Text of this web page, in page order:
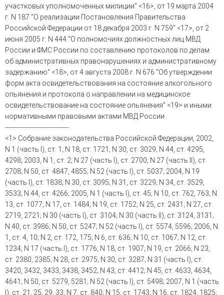
участковых уполномоченных милиции" <16>, от 19 марта 2004
г. N 187 "О реализации Постановления Правительства
Российской Федерации от 18 декабря 2003 г. N 759" <17>, от 2
июня 2005 г. N 444 "О полномочиях должностных лиц МВД
России и ФМС России по составлению протоколов по делам
об административных правонарушениях и административному
задержанию" <18>, от 4 августа 2008 г. N 676 "Об утверждении
форм акта освидетельствования на состояние алкогольного
опьянения и протокола о направлении на медицинское
освидетельствование на состояние опьянения" <19> и иными
нормативными правовыми актами МВД России.
--------------------------------
<1> Собрание законодательства Российской Федерации, 2002,
N 1 (часть I), ст. 1; N 18, ст. 1721; N 30, ст. 3029; N 44, ст. 4295,
4298; 2003, N 1, ст. 2; N 27 (часть I), ст. 2700; N 27 (часть II), ст.
2708; N 50, ст. 4847, 4855; N 52 (часть I), ст. 5037; 2004, N 19
(часть I), ст. 1838; N 30, ст. 3095; N 31, ст. 3229; N 34, ст. 3529,
3533; N 44, ст. 4266; 2005, N 1 (часть I), ст. 45; N 10, ст. 762, 763; N
13, ст. 1077; N 17, ст. 1484; N 19, ст. 1752; N 25, ст. 2431; N 27, ст.
2719, 2721; N 30 (часть I), ст. 3104; N 30 (часть II), ст. 3124, 3131;
N 40, ст. 3986; N 50, ст. 5247; N 52 (часть I), ст. 5574, 5596; 2006, N
1, ст. 4, 10; N 2, ст. 172, 175; N 6, ст. 636; N 10, ст. 1067; N 12, ст.
1234; N 17 (часть I), ст. 1776; N 18, ст. 1907; N 19, ст. 2066; N 23,
ст. 2380, 2385; N 28, ст. 2975; N 30, ст. 3287; N 31 (часть I), ст.
3420, 3432, 3433, 3438, 3452; N 43, ст. 4412; N 45, ст. 4633, 4634,
4641; N 50, ст. 5279, 5281; N 52 (часть I), ст. 5498; 2007, N 1 (часть
I), ст. 21, 25, 29, 33; N 7, ст. 840; N 15, ст. 1743; N 16, ст. 1824, 1825;